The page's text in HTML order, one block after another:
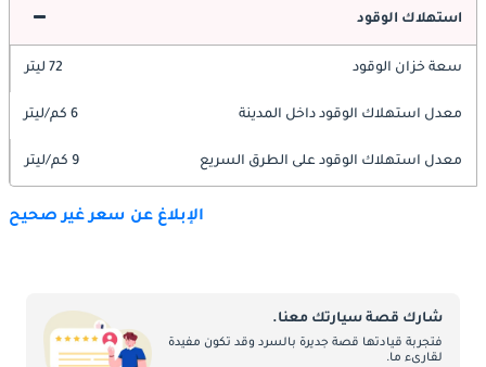
استهلاك الوقود
سعة خزان الوقود 72 ليتر
معدل استهلاك الوقود داخل المدينة 6 كم/ليتر
معدل استهلاك الوقود على الطرق السريع 9 كم/ليتر
الإبلاغ عن سعر غير صحيح
شارك قصة سيارتك معنا.
فتجربة قيادتها قصة جديرة بالسرد وقد تكون مفيدة
لقارىء ما.